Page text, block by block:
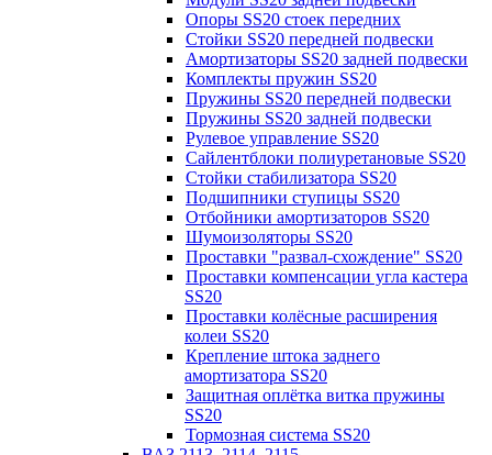
Опоры SS20 стоек передних
Стойки SS20 передней подвески
Амортизаторы SS20 задней подвески
Комплекты пружин SS20
Пружины SS20 передней подвески
Пружины SS20 задней подвески
Рулевое управление SS20
Сайлентблоки полиуретановые SS20
Стойки стабилизатора SS20
Подшипники ступицы SS20
Отбойники амортизаторов SS20
Шумоизоляторы SS20
Проставки "развал-схождение" SS20
Проставки компенсации угла кастера
SS20
Проставки колёсные расширения
колеи SS20
Крепление штока заднего
амортизатора SS20
Защитная оплётка витка пружины
SS20
Тормозная система SS20